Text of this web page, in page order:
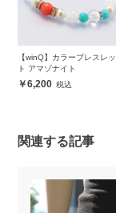
【winQ】カラーブレスレッ
ト アマゾナイト
6,200
関連する記事